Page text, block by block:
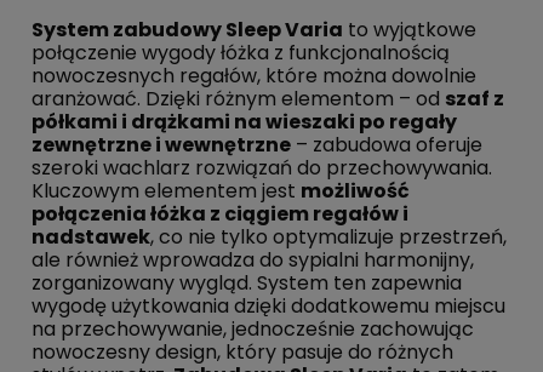
System zabudowy Sleep Varia to wyjątkowe
połączenie wygody łóżka z funkcjonalnością
nowoczesnych regałów, które można dowolnie
aranżować. Dzięki różnym elementom – od szaf z
półkami i drążkami na wieszaki po regały
zewnętrzne i wewnętrzne – zabudowa oferuje
szeroki wachlarz rozwiązań do przechowywania.
Kluczowym elementem jest możliwość
połączenia łóżka z ciągiem regałów i
nadstawek, co nie tylko optymalizuje przestrzeń,
ale również wprowadza do sypialni harmonijny,
zorganizowany wygląd. System ten zapewnia
wygodę użytkowania dzięki dodatkowemu miejscu
na przechowywanie, jednocześnie zachowując
nowoczesny design, który pasuje do różnych